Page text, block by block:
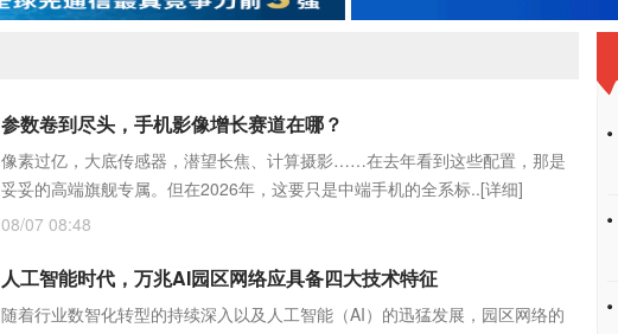
参数卷到尽头，手机影像增长赛道在哪？
像素过亿，大底传感器，潜望长焦、计算摄影……在去年看到这些配置，那是
妥妥的高端旗舰专属。但在2026年，这要只是中端手机的全系标..[详细]
08/07 08:48
人工智能时代，万兆AI园区网络应具备四大技术特征
随着行业数智化转型的持续深入以及人工智能（AI）的迅猛发展，园区网络的